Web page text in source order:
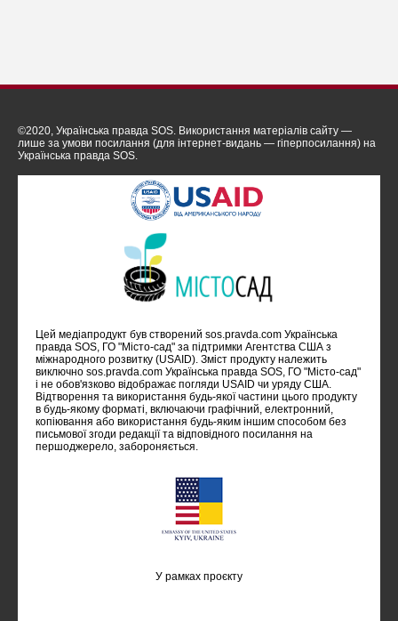
©2020, Українська правда SOS. Використання матеріалів сайту —
лише за умови посилання (для інтернет-видань — гіперпосилання) на
Українська правда SOS.
Цей медіапродукт був створений sos.pravda.com Українська
правда SOS, ГО "Місто-сад" за підтримки Агентства США з
міжнародного розвитку (USAID). Зміст продукту належить
виключно sos.pravda.com Українська правда SOS, ГО "Місто-сад"
i не обов'язково відображає погляди USAID чи уряду США.
Відтворення та використання будь-якої частини цього продукту
в будь-якому форматі, включаючи графічний, електронний,
копіювання або використання будь-яким іншим способом без
письмової згоди редакції та відповідного посилання на
першоджерело, забороняється.
У рамках проєкту